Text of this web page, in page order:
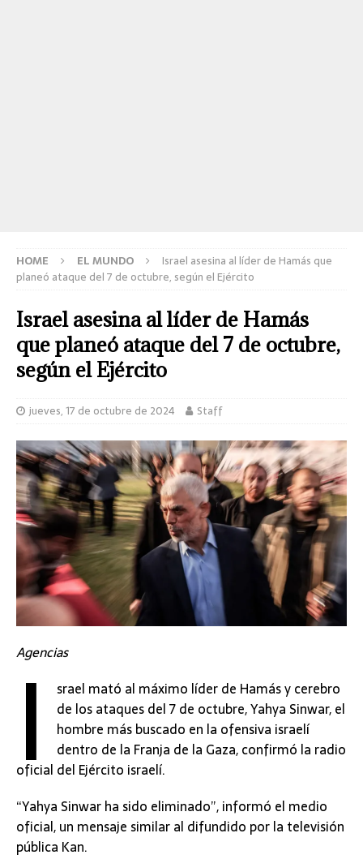
HOME EL MUNDO
Israel asesina al líder de Hamás que
planeó ataque del 7 de octubre, según el Ejército
Israel asesina al líder de Hamás
que planeó ataque del 7 de octubre,
según el Ejército
jueves, 17 de octubre de 2024 Staff
Agencias
I srael mató al máximo líder de Hamás y cerebro
de los ataques del 7 de octubre, Yahya Sinwar, el
hombre más buscado en la ofensiva israelí
dentro de la Franja de la Gaza, confirmó la radio
oficial del Ejército israelí.
“Yahya Sinwar ha sido eliminado”, informó el medio
oficial, un mensaje similar al difundido por la televisión
pública Kan.